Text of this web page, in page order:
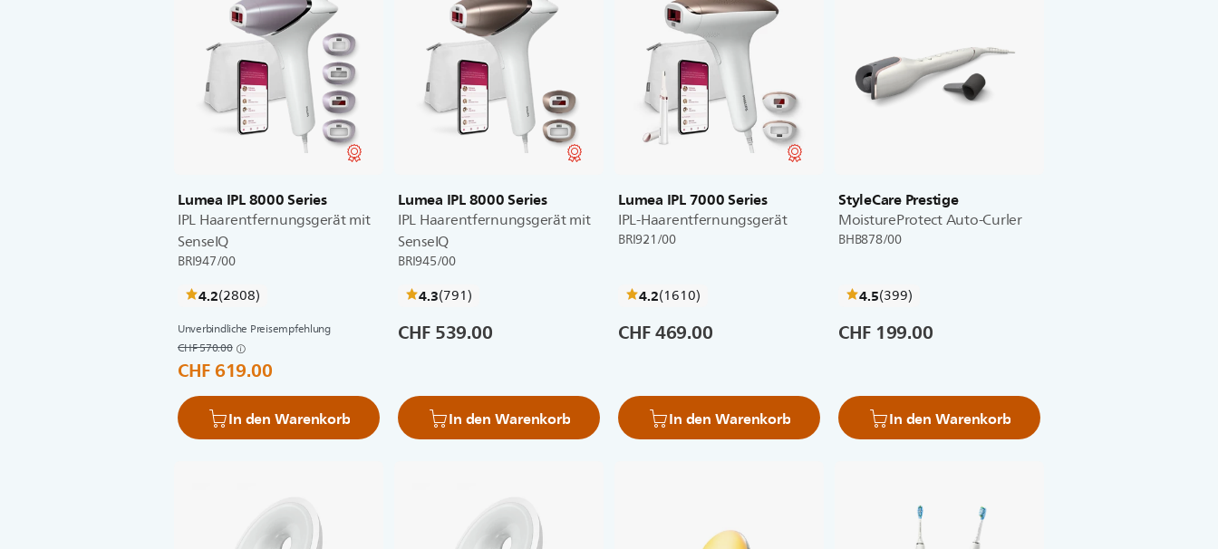
Lumea IPL 8000 Series
IPL Haarentfernungsgerät mit
SenseIQ
BRI947/00
4.2(2808bewertungen
)
Unverbindliche Preisempfehlung
CHF 570.00
CHF 619.00
In den Warenkorb
Lumea IPL 8000 Series
IPL Haarentfernungsgerät mit
SenseIQ
BRI945/00
4.3(791bewertungen
)
CHF 539.00
In den Warenkorb
Lumea IPL 7000 Series
IPL-Haarentfernungsgerät
BRI921/00
4.2(1610bewertungen
)
CHF 469.00
In den Warenkorb
StyleCare Prestige
MoistureProtect Auto-Curler
BHB878/00
4.5(399bewertungen
)
CHF 199.00
In den Warenkorb